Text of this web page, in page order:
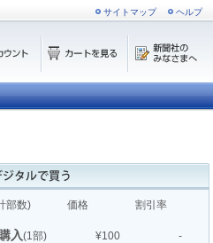
サイトマップ ヘルプ
部数) 価格 割引率
入(1部) ¥100 -